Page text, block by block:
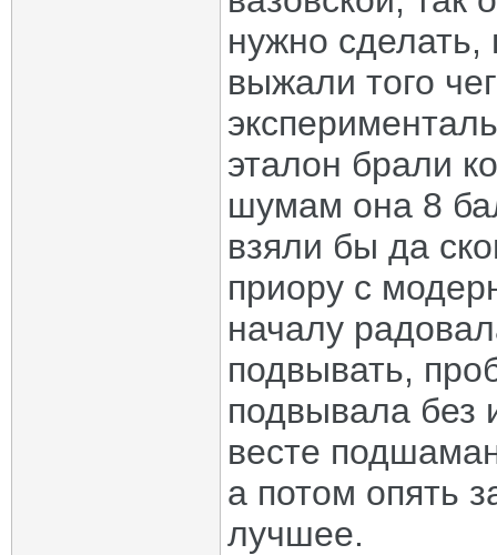
нужно
выжали того
эталон брали
шумам она 8
взяли бы да
приору с
началу
подвывать,
подвывала без
весте
а потом опять
лучшее.